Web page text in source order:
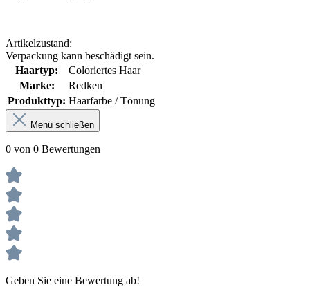
Artikelzustand:
Verpackung kann beschädigt sein.
Haartyp:
Coloriertes Haar
Marke:
Redken
Produkttyp: Haarfarbe / Tönung
Menü schließen
0 von 0 Bewertungen
Geben Sie eine Bewertung ab!